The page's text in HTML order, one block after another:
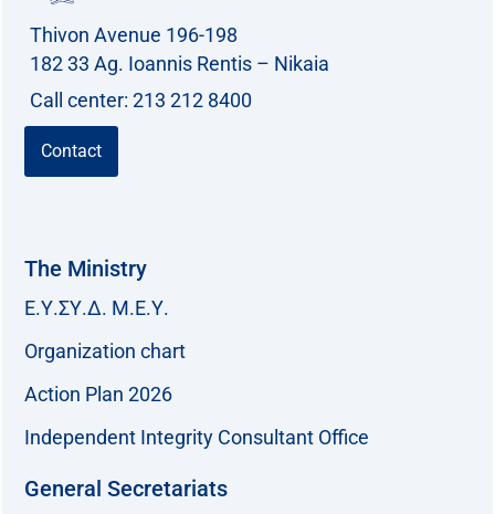
Thivon Avenue 196-198
182 33 Ag. Ioannis Rentis – Nikaia
Call center: 213 212 8400
Contact
The Ministry
Ε.Υ.ΣΥ.Δ. Μ.Ε.Υ.
Organization chart
Action Plan 2026
Independent Integrity Consultant Office
General Secretariats